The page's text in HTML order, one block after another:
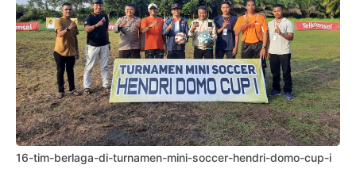
16-tim-berlaga-di-turnamen-mini-soccer-hendri-domo-cup-i